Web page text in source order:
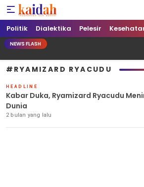
Kaidah.ID
Independen dan Berani
Politik Dialektika Pelesir
NEWS FLASH
#RYAMIZARD RYACUDU
HEADLINE
Kabar Duka, Ryamizard Ryacudu
Dunia
2 bulan yang lalu